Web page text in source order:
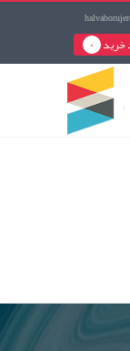
0
منوی
کاربری